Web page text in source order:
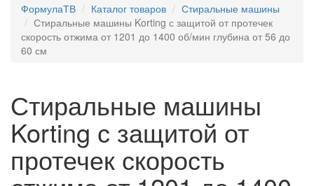
ФормулаТВ Каталог товаров
Стиральные машины
Стиральные машины Korting с защитой от протечек
скорость отжима от 1201 до 1400 об/мин глубина от 56 до
60 см
Стиральные машины
Korting с защитой от
протечек скорость